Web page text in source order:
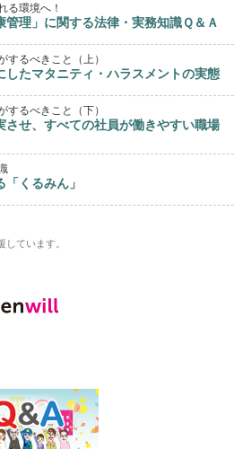
る環境へ！
管理」に関する法律・実務知識Ｑ＆Ａ
するべきこと（上）
したマタニティ・ハラスメントの実態
するべきこと（下）
させ、すべての社員が働きやすい職場
くるみん」
ています。